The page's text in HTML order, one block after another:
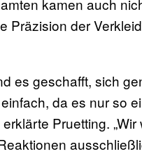
Präzision der
es geschafft, sich
da es nur so
Pruetting.